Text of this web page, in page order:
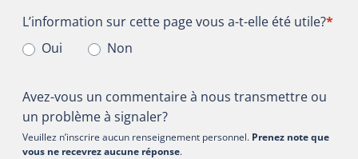
L’information sur cette page vous a-t-elle été utile?
L’information sur cette page vous a-t-elle été utile?*
Oui
Non
Avez-vous un commentaire à nous transmettre ou
un problème à signaler?
Veuillez n’inscrire aucun renseignement personnel. Prenez note que
vous ne recevrez aucune réponse.